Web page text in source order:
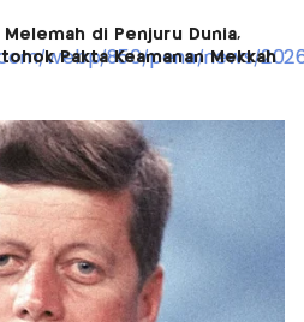
Melemah di Penjuru Dunia,
Pakta Keamanan Mekkah